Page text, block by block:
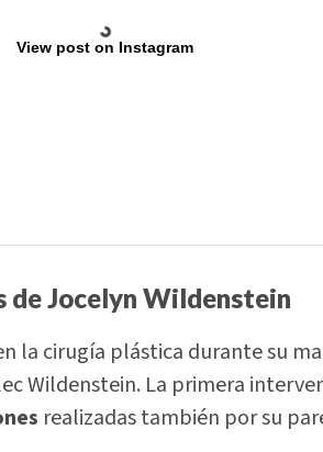
View post on Instagram
de Jocelyn Wildenstein
la cirugía plástica durante su
Wildenstein. La primera
realizadas también por su